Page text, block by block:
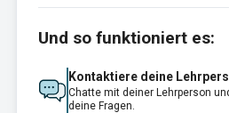
Und so funktioniert es:
Kontaktiere deine
Chatte mit deiner Lehrperson
deine Fragen.